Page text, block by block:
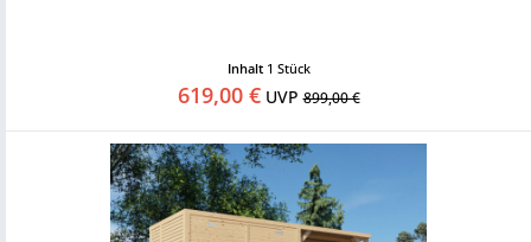
Inhalt 1 Stück
619,00 €UVP899,00 €